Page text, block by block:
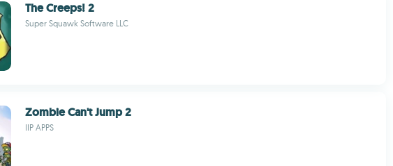
The Creeps! 2
Super Squawk Software LLC
Zombie Can't Jump 2
IIP APPS